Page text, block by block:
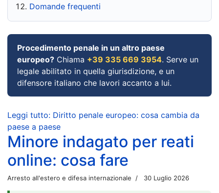
Domande frequenti
Procedimento penale in un altro paese
europeo? Chiama +39 335 669 3954. Serve un
legale abilitato in quella giurisdizione, e un
difensore italiano che lavori accanto a lui.
Leggi tutto: Diritto penale europeo: cosa cambia da
paese a paese
Minore indagato per reati
online: cosa fare
Arresto all'estero e difesa internazionale 30 Luglio 2026